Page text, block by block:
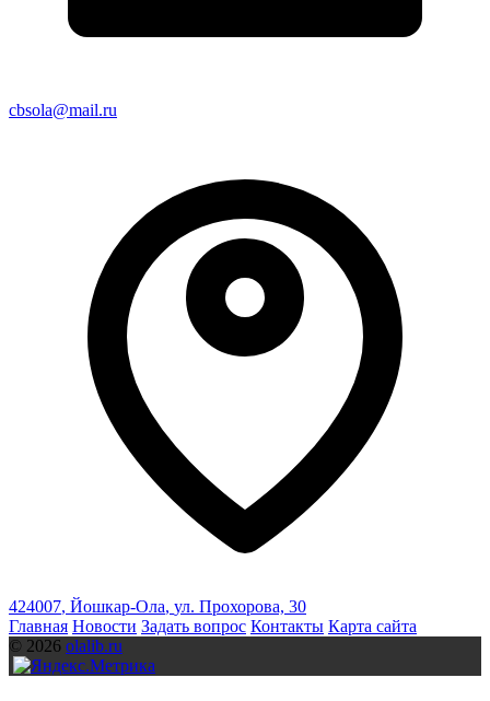
cbsola@mail.ru
424007, Йошкар-Ола, ул. Прохорова, 30
Главная Новости Задать вопрос Контакты Карта сайта
© 2026 olalib.ru